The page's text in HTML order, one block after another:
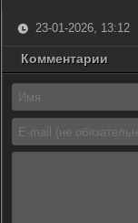
23-01-2026, 13:12
Комментарии